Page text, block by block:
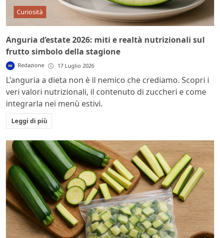
Curiosità
Anguria d’estate 2026: miti e realtà nutrizionali sul
frutto simbolo della stagione
Redazione 17 Luglio 2026
L'anguria a dieta non è il nemico che crediamo. Scopri i
veri valori nutrizionali, il contenuto di zuccheri e come
integrarla nei menù estivi.
Leggi di più